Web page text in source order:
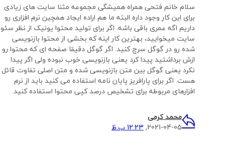
سلام خانم فتحی همراه همیشگی مجموعه مثنا سایت های زیادی
برای این کار وجود داره البته ما هم اراده ایجاد همچین نرم افزاری رو
داریم اگه عمری باقی باشه. اگر برای تولید محتوا یونیک از نظر سئو
سایت میخوایید، بهترین کار اینه که بخشی از محتوا بازنویسی
شده رو در گوگل سرچ کنید. اگر گوگل دقیقا صفحه ای که محتوا رو
ازش برداشتید پیدا کرد یعنی بازنویسی خوب نبوده ولی اگر پیدا
نکرد یعنی گوگل بین متن بازنویسی شده و متن اصلی تفاوت قائل
هست. اگر برای پارافریز پایان نامه استفاده می کنید باید از نرم
افزارهای مربوطه برای تشخیص درصد کپی محتوا استفاده کنید.
محمد کرمی
2021-04-05, 12:23 ب.ظ